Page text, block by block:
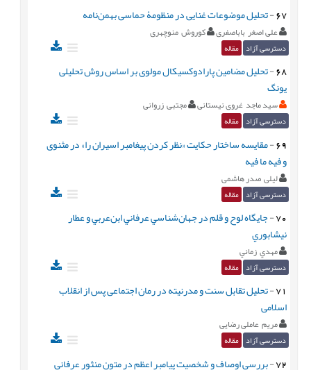
67
-تحليل موضوعات غنایی در منظومۀ حماسی بهمن‌نامه
علی اصغر باباصفری کوروش منوچهری
دسترسی آزاد مقاله
68
-تحليل مضامین پارادوکسیکال مولوی بر اساس روش تحلیلی
یونگ
سید ماجد غروی نیستانی مجتبی زروانی
دسترسی آزاد مقاله
69
-مقایسه ساختار حکایت «نظر کردن پیغامبر اسیران را» در مثنوی
و فیه ما فیه
لیلی صدر هاشمی
دسترسی آزاد مقاله
70
-جايگاه لوح و قلم در جهان‌شناسي عرفاني ابن‌عربي و عطار
نيشابوري
مهدي زماني
دسترسی آزاد مقاله
71
-تحليل تقابل سنت و مدرنیته در رمان اجتماعی پس از انقلاب
اسلامی
مریم عاملی رضایی
دسترسی آزاد مقاله
72
-بررسی اوصاف و شخصيت پیامبر اعظم در متون منثور عرفانی